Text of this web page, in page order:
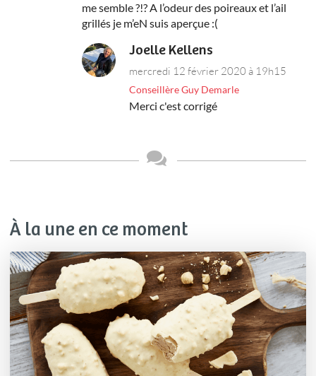
me semble ?!? A l’odeur des poireaux et l’ail
grillés je m’eN suis aperçue :(
Joelle Kellens
mercredi 12 février 2020 à 19h15
Conseillère Guy Demarle
Merci c'est corrigé
À la une en ce moment